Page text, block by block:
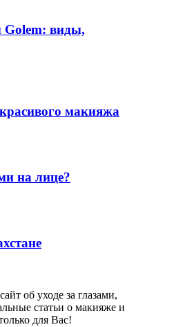
Golem: виды,
макияжа
на лице?
об уходе за глазами,
статьи о макияже и
для Вас!